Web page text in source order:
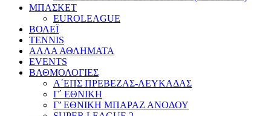
ΜΠΑΣΚΕΤ
EUROLEAGUE
ΒΟΛΕΪ
TENNIS
ΑΛΛΑ ΑΘΛΗΜΑΤΑ
EVENTS
ΒΑΘΜΟΛΟΓΙΕΣ
Α΄ΕΠΣ ΠΡΕΒΕΖΑΣ-ΛΕΥΚΑΔΑΣ
Γ΄ ΕΘΝΙΚΗ
Γ’ ΕΘΝΙΚΗ ΜΠΑΡΑΖ ΑΝΟΔΟΥ